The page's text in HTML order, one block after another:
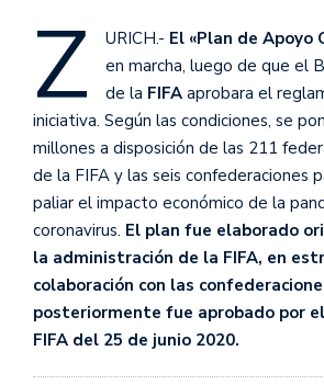
Z URICH.- El «Plan de Apoyo
en marcha, luego de que el
de la FIFA aprobara el
iniciativa. Según las condiciones, se
millones a disposición de las 211
de la FIFA y las seis confederaciones
paliar el impacto económico de la
coronavirus. El plan fue elaborado
la administración de la FIFA, en
colaboración con las
posteriormente fue aprobado por
FIFA del 25 de junio 2020.